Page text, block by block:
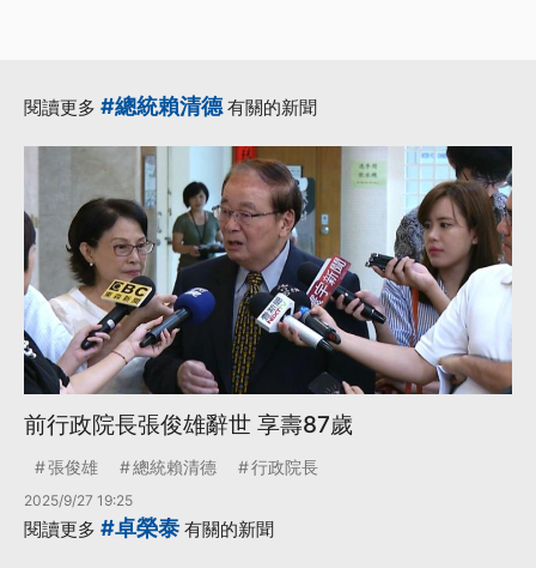
閱讀更多 #總統賴清德有關的新聞
前行政院長張俊雄辭世 享壽87歲
張俊雄 總統賴清德 行政院長
2025/9/27 19:25
閱讀更多 #卓榮泰 有關的新聞